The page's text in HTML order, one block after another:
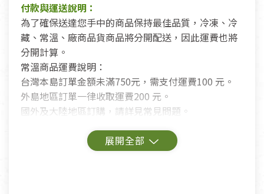
付款與運送說明：
為了確保送達您手中的商品保持最佳品質，冷凍、冷
藏、常溫、廠商品貨商品將分開配送，因此運費也將
分開計算。
常溫商品運費說明：
台灣本島訂單金額未滿750元，需支付運費100 元。
外島地區訂單一律收取運費200 元。
國外及大陸地區訂購，請詳見常見問題。
鑑賞期商品說明：